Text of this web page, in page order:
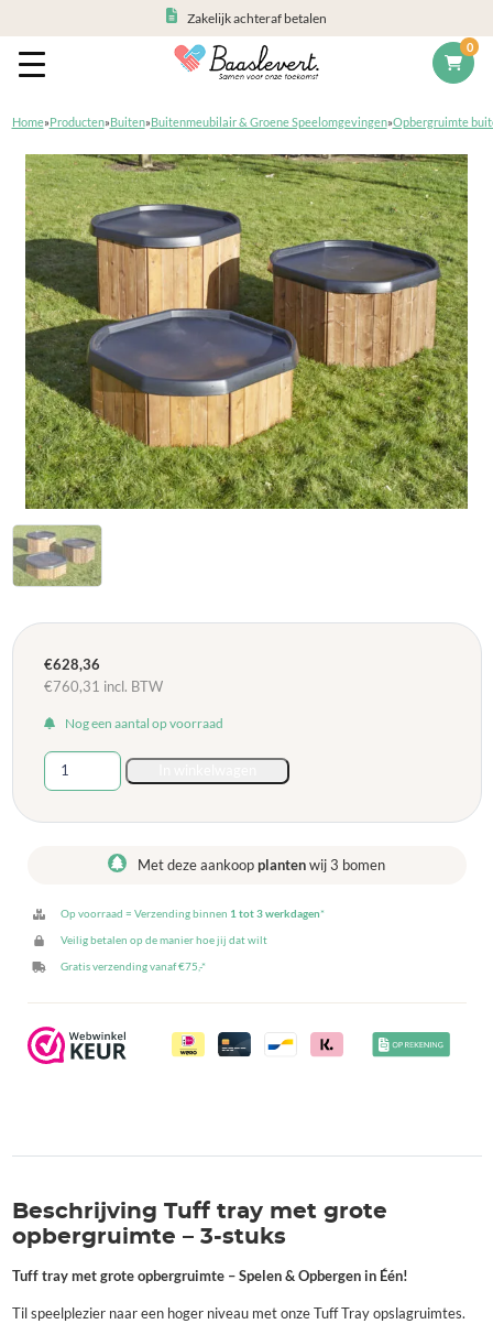
0
Zakelijk achteraf betalen
Home»Producten»Buiten»Buitenmeubilair & Groene Speelomgevingen»Opbergruimte
€628,36
€760,31 incl. BTW
Nog een aantal op voorraad
Tuff
tray
grote
stuks
aantal
Met deze aankoop plantenwij 3 bomen
Op voorraad = Verzending binnen 1 tot 3 werkdagen*
Veilig betalen op de manier hoe jij dat wilt
Gratis verzending vanaf €75,-*
Beschrijving Tuff tray met grote
opbergruimte – 3-stuks
Tuff tray met grote opbergruimte – Spelen & Opbergen in Één!
Til speelplezier naar een hoger niveau met onze Tuff Tray opslagruimtes.